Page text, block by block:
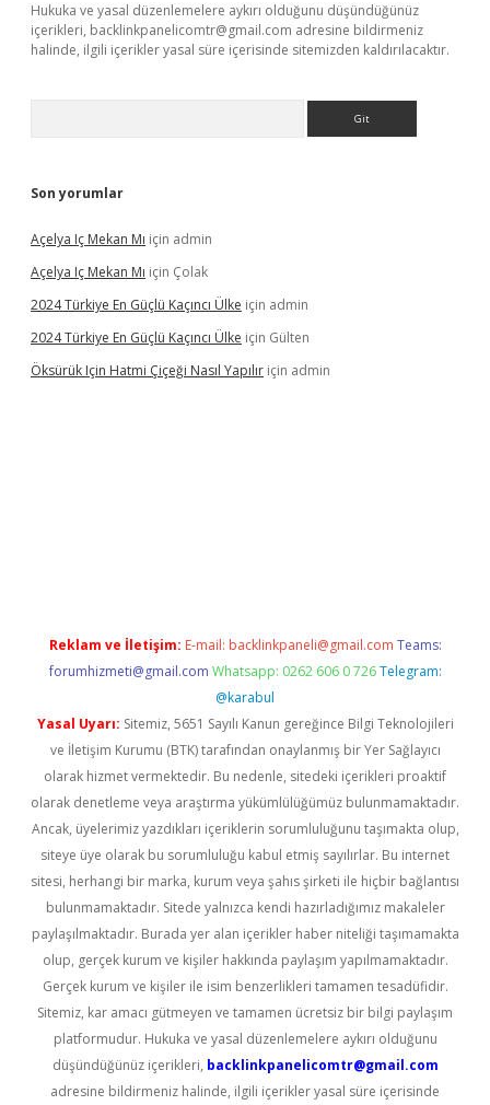
Hukuka ve yasal düzenlemelere aykırı olduğunu düşündüğünüz
içerikleri, backlinkpanelicomtr@gmail.com adresine bildirmeniz
halinde, ilgili içerikler yasal süre içerisinde sitemizden kaldırılacaktır.
Son yorumlar
Açelya Iç Mekan Mı için admin
Açelya Iç Mekan Mı için Çolak
2024 Türkiye En Güçlü Kaçıncı Ülke için admin
2024 Türkiye En Güçlü Kaçıncı Ülke için Gülten
Öksürük Için Hatmi Çiçeği Nasıl Yapılır için admin
Reklam ve İletişim: E-mail: backlinkpaneli@gmail.com Teams:
forumhizmeti@gmail.com Whatsapp: 0262 606 0 726 Telegram:
@karabul
Yasal Uyarı: Sitemiz, 5651 Sayılı Kanun gereğince Bilgi Teknolojileri
ve İletişim Kurumu (BTK) tarafından onaylanmış bir Yer Sağlayıcı
olarak hizmet vermektedir. Bu nedenle, sitedeki içerikleri proaktif
olarak denetleme veya araştırma yükümlülüğümüz bulunmamaktadır.
Ancak, üyelerimiz yazdıkları içeriklerin sorumluluğunu taşımakta olup,
siteye üye olarak bu sorumluluğu kabul etmiş sayılırlar. Bu internet
sitesi, herhangi bir marka, kurum veya şahıs şirketi ile hiçbir bağlantısı
bulunmamaktadır. Sitede yalnızca kendi hazırladığımız makaleler
paylaşılmaktadır. Burada yer alan içerikler haber niteliği taşımamakta
olup, gerçek kurum ve kişiler hakkında paylaşım yapılmamaktadır.
Gerçek kurum ve kişiler ile isim benzerlikleri tamamen tesadüfidir.
Sitemiz, kar amacı gütmeyen ve tamamen ücretsiz bir bilgi paylaşım
platformudur. Hukuka ve yasal düzenlemelere aykırı olduğunu
düşündüğünüz içerikleri, backlinkpanelicomtr@gmail.com
adresine bildirmeniz halinde, ilgili içerikler yasal süre içerisinde